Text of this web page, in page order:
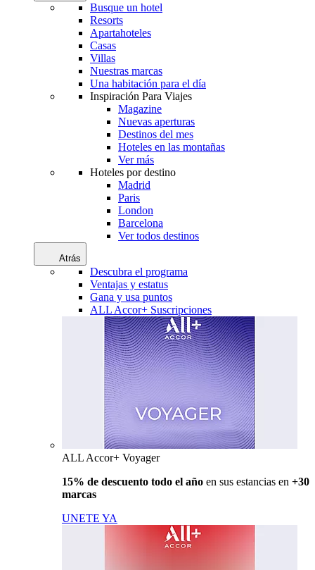
Busque un hotel
Resorts
Apartahoteles
Casas
Villas
Nuestras marcas
Una habitación para el día
Inspiración Para Viajes
Magazine
Nuevas aperturas
Destinos del mes
Hoteles en las montañas
Ver más
Hoteles por destino
Madrid
Paris
London
Barcelona
Ver todos destinos
Atrás
Descubra el programa
Ventajas y estatus
Gana y usa puntos
ALL Accor+ Suscripciones
ALL Accor+ Voyager
15% de descuento todo el año en sus estancias en +30
marcas
UNETE YA